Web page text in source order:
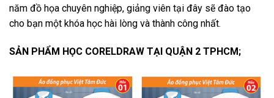
năm đồ họa chuyên nghiệp, giảng viên tại đây sẽ đào tạo
cho bạn một khóa học hài lòng và thành công nhất.
SẢN PHẨM HỌC CORELDRAW TẠI QUẬN 2 TPHCM;